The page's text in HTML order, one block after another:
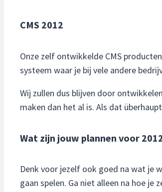
CMS 2012
Onze zelf ontwikkelde CMS
systeem waar je bij vele andere
Wij zullen dus blijven door
maken dan het al is. Als dat
Wat zijn jouw plannen voor
Denk voor jezelf ook goed na wat je
gaan spelen. Ga niet alleen na hoe